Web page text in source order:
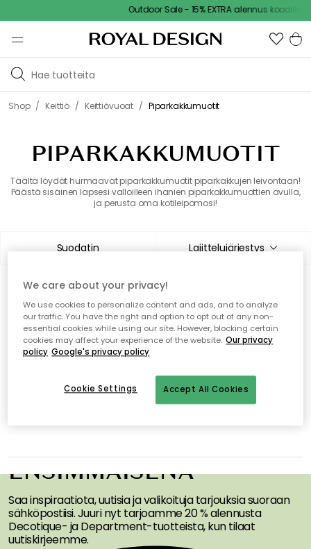
Outdoor Sale - 15% EXTRA alennus koodilla
Shop / Keittiö / Keittiövuoat / Piparkakkumuotit
PIPARKAKKUMUOTIT
Täältä löydät hurmaavat piparkakkumuotit piparkakkujen leivontaan!
Päästä sisäinen lapsesi valloilleen ihanien piparkakkumuottien avulla,
ja perusta oma kotileipomosi!
Suodatin Lajittelujärjestys
0 tuotetta
Tuotteita ei löytynyt.
TARJOUKSIA
ENSIMMÄISENÄ
Saa inspiraatiota, uutisia ja valikoituja tarjouksia suoraan
sähköpostiisi. Juuri nyt tarjoamme 20 % alennusta
Decotique- ja Department-tuotteista, kun tilaat
uutiskirjeemme.
We care about your privacy!
We use cookies to personalize content and ads, and to analyze
our traffic. You have the right and option to opt out of any non-
essential cookies while using our site. However, blocking certain
cookies may affect your experience of the website. Our privacy
policy Google's privacy policy
Accept All Cookies
Cookie Settings